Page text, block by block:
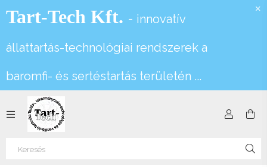
Tart-Tech Kft. - innovatív
állattartás-technológiai rendszerek a
baromfi- és sertéstartás területén ...